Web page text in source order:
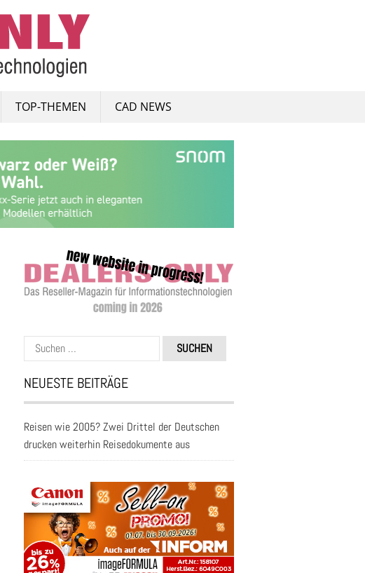
TOP-THEMEN CAD NEWS
Suchen
nach:
NEUESTE BEITRÄGE
Reisen wie 2005? Zwei Drittel der Deutschen
drucken weiterhin Reisedokumente aus